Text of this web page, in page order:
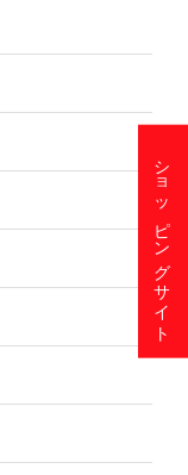
ショッピングサイト